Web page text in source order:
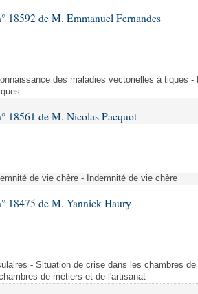
18592 de M. Emmanuel Fernandes
des maladies vectorielles à tiques
18561 de M. Nicolas Pacquot
de vie chère - Indemnité de vie chère
18475 de M. Yannick Haury
- Situation de crise dans les chambres
de métiers et de l'artisanat